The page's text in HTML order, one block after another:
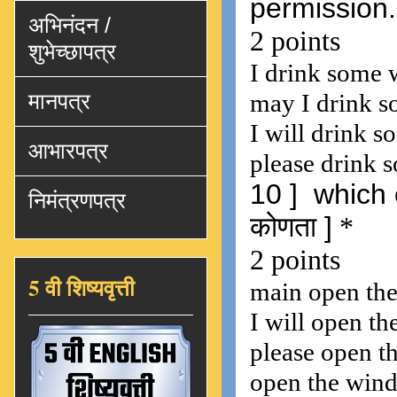
अभिनंदन /
शुभेच्छापत्र
मानपत्र
आभारपत्र
निमंत्रणपत्र
5 वी शिष्यवृत्ती